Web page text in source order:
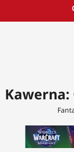
Kawerna: